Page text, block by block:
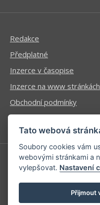
Redakce
Předplatné
Inzerce v časopise
Inzerce na www stránkách
Obchodní podmínky
Ochrana osobních údajů
Příhlášení | Registrace
Kontaktní informace
Mapa stránek
Tato webová
Soubory cookies vám
webovými stránkami a
vylepšovat. Nastavení
Přijmout